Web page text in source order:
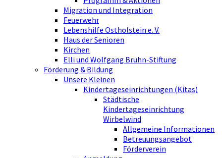
Migration und Integration
Feuerwehr
Lebenshilfe Ostholstein e. V.
Haus der Senioren
Kirchen
Elli und Wolfgang Bruhn-Stiftung
Förderung & Bildung
Unsere Kleinen
Kindertageseinrichtungen (Kitas)
Städtische
Kindertageseinrichtung
Wirbelwind
Allgemeine Informationen
Betreuungsangebot
Förderverein